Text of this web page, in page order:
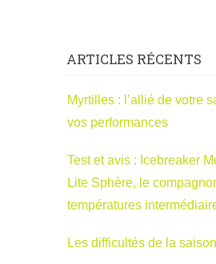
ARTICLES RÉCENTS
Myrtilles : l’allié de votre
vos performances
Test et avis : Icebreaker
Lite Sphère, le
températures
Les difficultés de la